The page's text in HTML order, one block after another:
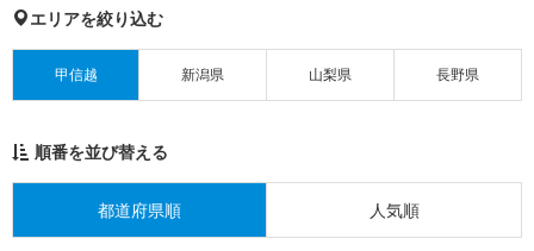
エリアを絞り込む
甲信越 新潟県 山梨県 長野県
順番を並び替える
都道府県順 人気順